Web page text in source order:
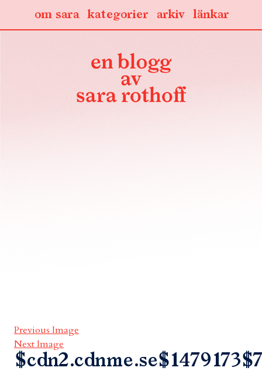
länkar
arkiv
kategorier
om sara
Previous Image
Next Image